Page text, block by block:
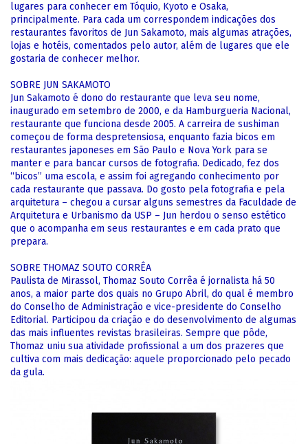
lugares para conhecer em Tóquio, Kyoto e Osaka,
principalmente. Para cada um correspondem indicações dos
restaurantes favoritos de Jun Sakamoto, mais algumas atrações,
lojas e hotéis, comentados pelo autor, além de lugares que ele
gostaria de conhecer melhor.
SOBRE JUN SAKAMOTO
Jun Sakamoto é dono do restaurante que leva seu nome,
inaugurado em setembro de 2000, e da Hamburgueria Nacional,
restaurante que funciona desde 2005. A carreira de sushiman
começou de forma despretensiosa, enquanto fazia bicos em
restaurantes japoneses em São Paulo e Nova York para se
manter e para bancar cursos de fotografia. Dedicado, fez dos
“bicos” uma escola, e assim foi agregando conhecimento por
cada restaurante que passava. Do gosto pela fotografia e pela
arquitetura – chegou a cursar alguns semestres da Faculdade de
Arquitetura e Urbanismo da USP – Jun herdou o senso estético
que o acompanha em seus restaurantes e em cada prato que
prepara.
SOBRE THOMAZ SOUTO CORRÊA
Paulista de Mirassol, Thomaz Souto Corrêa é jornalista há 50
anos, a maior parte dos quais no Grupo Abril, do qual é membro
do Conselho de Administração e vice-presidente do Conselho
Editorial. Participou da criação e do desenvolvimento de algumas
das mais influentes revistas brasileiras. Sempre que pôde,
Thomaz uniu sua atividade profissional a um dos prazeres que
cultiva com mais dedicação: aquele proporcionado pelo pecado
da gula.